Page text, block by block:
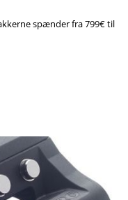
spænder fra 799€ til